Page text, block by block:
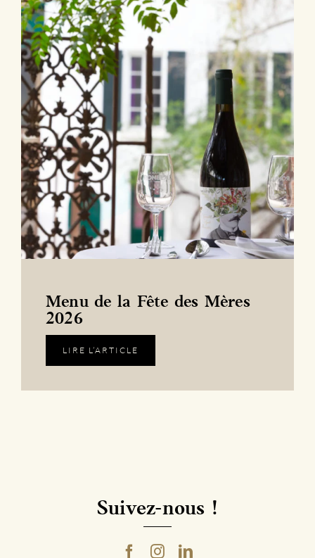
Menu de la Fête des Mères
2026
LIRE L’ARTICLE
Suivez-nous !